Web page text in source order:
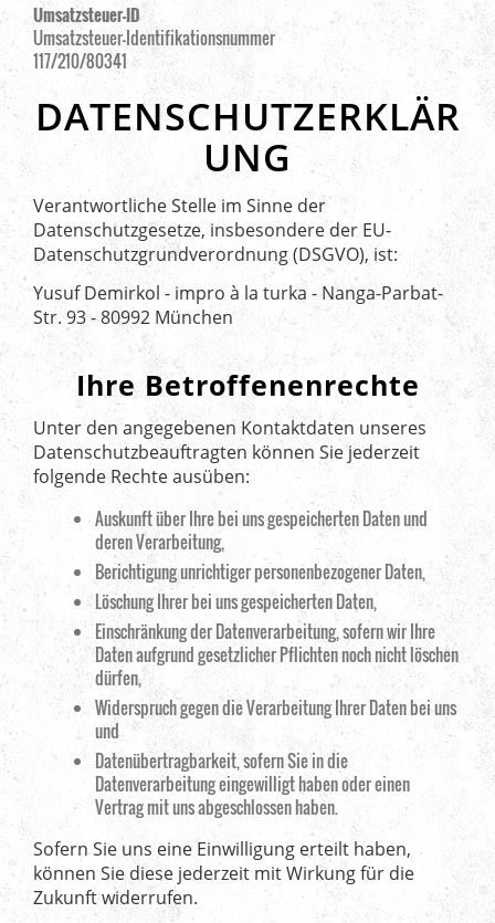
Umsatzsteuer-ID
Umsatzsteuer-Identifikationsnummer
117/210/80341
DATENSCHUTZERKLÄR
UNG
Verantwortliche Stelle im Sinne der
Datenschutzgesetze, insbesondere der EU-
Datenschutzgrundverordnung (DSGVO), ist:
Yusuf Demirkol - impro à la turka - Nanga-Parbat-
Str. 93 - 80992 München
Ihre Betroffenenrechte
Unter den angegebenen Kontaktdaten unseres
Datenschutzbeauftragten können Sie jederzeit
folgende Rechte ausüben:
Auskunft über Ihre bei uns gespeicherten Daten und
deren Verarbeitung,
Berichtigung unrichtiger personenbezogener Daten,
Löschung Ihrer bei uns gespeicherten Daten,
Einschränkung der Datenverarbeitung, sofern wir Ihre
Daten aufgrund gesetzlicher Pflichten noch nicht löschen
dürfen,
Widerspruch gegen die Verarbeitung Ihrer Daten bei uns
und
Datenübertragbarkeit, sofern Sie in die
Datenverarbeitung eingewilligt haben oder einen
Vertrag mit uns abgeschlossen haben.
Sofern Sie uns eine Einwilligung erteilt haben,
können Sie diese jederzeit mit Wirkung für die
Zukunft widerrufen.